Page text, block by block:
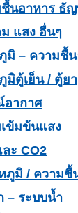
ชื้นอาหาร ธั
แสง อื่นๆ
มิ – ความชื้
มิตู้เย็น / ตู้ยา
อากาศ
ข้มข้นแสง
ะ CO2
มิ / ความชื้
– ระบบน้ำ